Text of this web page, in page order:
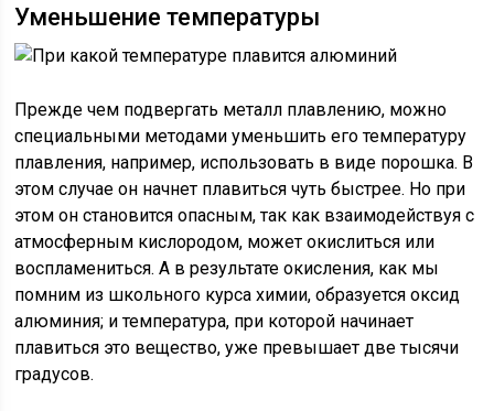
Уменьшение температуры
Прежде чем подвергать металл плавлению, можно
специальными методами уменьшить его температуру
плавления, например, использовать в виде порошка. В
этом случае он начнет плавиться чуть быстрее. Но при
этом он становится опасным, так как взаимодействуя с
атмосферным кислородом, может окислиться или
воспламениться. А в результате окисления, как мы
помним из школьного курса химии, образуется оксид
алюминия; и температура, при которой начинает
плавиться это вещество, уже превышает две тысячи
градусов.